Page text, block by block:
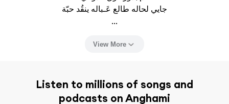
جايي لحاله طالع عَـباله ينقُد حبّة
...
View More
Listen to millions of songs and
podcasts on Anghami